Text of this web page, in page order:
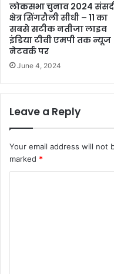
लोकसभा चुनाव 2024
क्षेत्र सिंगरौली सीधी – 11 का
सबसे सटीक नतीजा लाइव
इंडिया टीवी एमपी तक न्यूज
नेटवर्क पर
June 4, 2024
Leave a Reply
Your email address will not
marked *